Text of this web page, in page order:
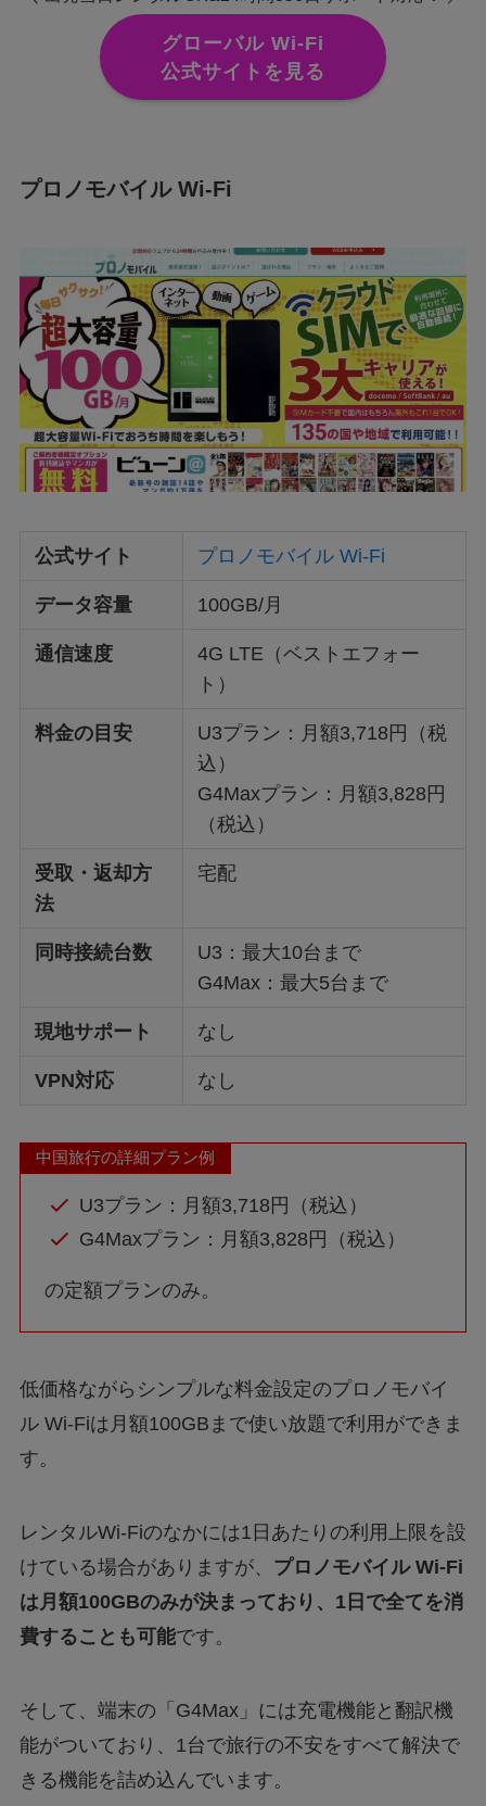
グローバル Wi-Fi
公式サイトを見る
プロノモバイル Wi-Fi
公式サイト プロノモバイル Wi-Fi
データ容量 100GB/月
通信速度
4G LTE（ベストエフォー
ト）
料金の目安
U3プラン：月額3,718円（税
込）
G4Maxプラン：月額3,828円
（税込）
受取・返却方
法
宅配
同時接続台数
U3：最大10台まで
G4Max：最大5台まで
現地サポート なし
VPN対応 なし
中国旅行の詳細プラン例
U3プラン：月額3,718円（税込）
G4Maxプラン：月額3,828円（税込）
の定額プランのみ。
低価格ながらシンプルな料金設定のプロノモバイ
ル Wi-Fiは月額100GBまで使い放題で利用ができま
す。
レンタルWi-Fiのなかには1日あたりの利用上限を設
けている場合がありますが、 プロノモバイル Wi-Fi
は月額100GBのみが決まっており、1日で全てを消
費することも可能です。
そして、端末の「G4Max」には充電機能と翻訳機
能がついており、1台で旅行の不安をすべて解決で
きる機能を詰め込んでいます。